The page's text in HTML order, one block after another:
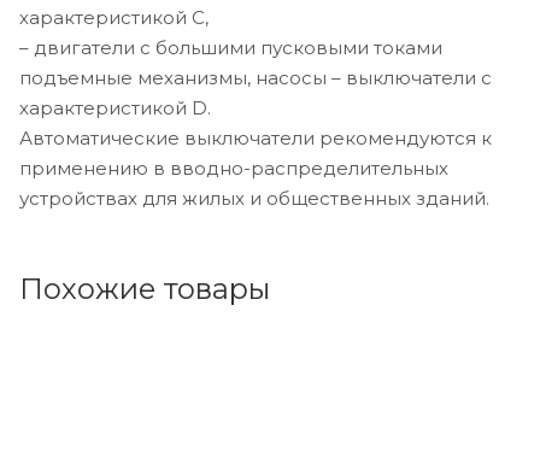
характеристикой C,
– двигатели с большими пусковыми токами
подъемные механизмы, насосы – выключатели с
характеристикой D.
Автоматические выключатели рекомендуются к
применению в вводно-распределительных
устройствах для жилых и общественных зданий.
Похожие товары